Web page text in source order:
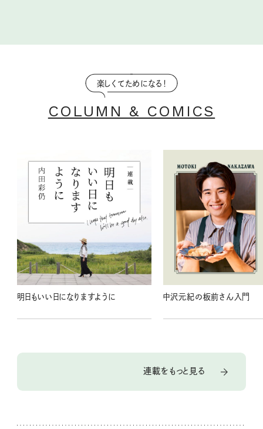
楽しくてためになる！
COLUMN & COMICS
明日もいい日になりますように 中沢元紀の板前さん入門
連載をもっと見る